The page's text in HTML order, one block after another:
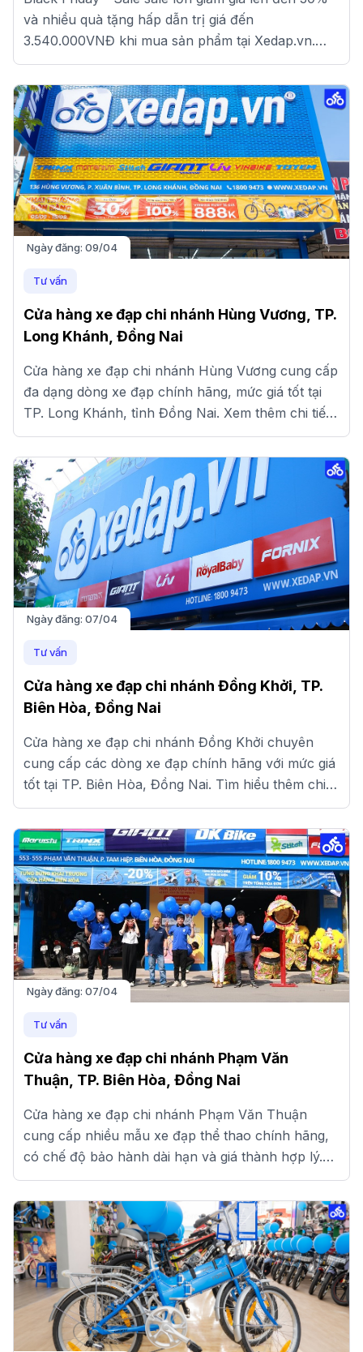
và nhiều quà tặng hấp dẫn trị giá đến
3.540.000VNĐ khi mua sản phẩm tại Xedap.vn.
Đến ngay cửa hàng gần nhất để nhận ưu đãi nhé!
Ngày đăng: 09/04
Tư vấn
Cửa hàng xe đạp chi nhánh Hùng Vương, TP.
Long Khánh, Đồng Nai
Cửa hàng xe đạp chi nhánh Hùng Vương cung cấp
đa dạng dòng xe đạp chính hãng, mức giá tốt tại
TP. Long Khánh, tỉnh Đồng Nai. Xem thêm chi tiết
tại đây!
Ngày đăng: 07/04
Tư vấn
Cửa hàng xe đạp chi nhánh Đồng Khởi, TP.
Biên Hòa, Đồng Nai
Cửa hàng xe đạp chi nhánh Đồng Khởi chuyên
cung cấp các dòng xe đạp chính hãng với mức giá
tốt tại TP. Biên Hòa, Đồng Nai. Tìm hiểu thêm chi
tiết tại đây.
Ngày đăng: 07/04
Tư vấn
Cửa hàng xe đạp chi nhánh Phạm Văn
Thuận, TP. Biên Hòa, Đồng Nai
Cửa hàng xe đạp chi nhánh Phạm Văn Thuận
cung cấp nhiều mẫu xe đạp thể thao chính hãng,
có chế độ bảo hành dài hạn và giá thành hợp lý.
Xem ngay tại đây!